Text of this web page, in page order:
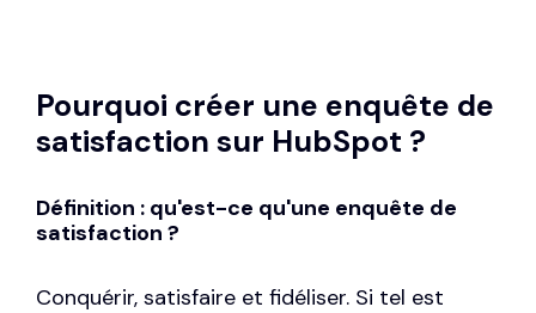
Pourquoi créer une enquête de
satisfaction sur HubSpot ?
Définition : qu'est-ce qu'une enquête de
satisfaction ?
Conquérir, satisfaire et fidéliser. Si tel est